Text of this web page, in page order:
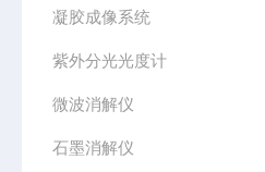
凝胶成像系统
紫外分光光度计
微波消解仪
石墨消解仪